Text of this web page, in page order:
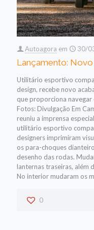
Autoagora em 30/
Lançamento:
Utilitário esportivo
design, recebe novo
que proporciona navegar
Fotos: Divulgação Em
reuniu a imprensa
utilitário esportivo
designers imprimiram
os para-choques
desenho das rodas.
lanternas traseiras, além
No interior mudaram os
0